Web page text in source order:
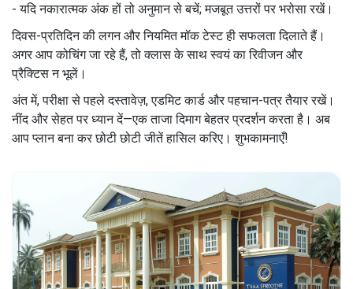
- यदि नकारात्मक अंक हों तो अनुमान से बचें; मजबूत उत्तरों पर भरोसा रखें।
दिवस-प्रतिदिन की लगन और नियमित मॉक टेस्ट ही सफलता दिलाते हैं।
अगर आप कोचिंग जा रहे हैं, तो क्लास के साथ स्वयं का रिवीजन और
प्रैक्टिस न भूलें।
अंत में, परीक्षा से पहले दस्तावेज़, एडमिट कार्ड और पहचान-पत्र तैयार रखें।
नींद और सेहत पर ध्यान दें—एक ताजा दिमाग बेहतर प्रदर्शन करता है। अब
आप प्लान बना कर छोटी छोटी जीतें हासिल करिए। शुभकामनाएँ!